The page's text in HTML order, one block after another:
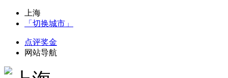
上海
「切换城市」
点评奖金
网站导航